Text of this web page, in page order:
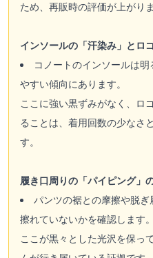
ため、再販時の評価が上がりま
インソールの「汗染み」とロ
コノートのインソールは
やすい傾向にあります。
ここに強い黒ずみがなく、ロ
ることは、着用回数の少なさ
す。
履き口周りの「パイピング」
パンツの裾との摩擦や脱ぎ
擦れていないかを確認します。
ここが黒々とした光沢を保っ